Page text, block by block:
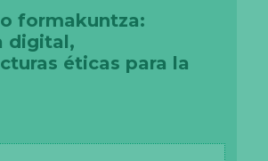
formakuntza:
digital,
éticas para la